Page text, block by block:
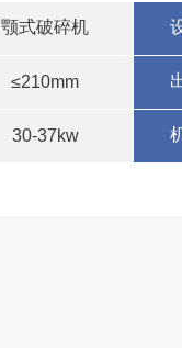
颚式破碎机
≤210mm
30-37kw